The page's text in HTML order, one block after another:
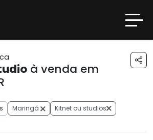
à venda em
Maringá Kitnet ou studios